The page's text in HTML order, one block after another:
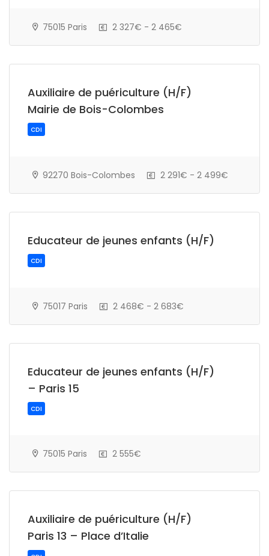
CDI
75015 Paris 2 327€ - 2 465€
Auxiliaire de puériculture (H/F)
Mairie de Bois-Colombes
CDI
92270 Bois-Colombes 2 291€ - 2 499€
Educateur de jeunes enfants (H/F)
CDI
75017 Paris 2 468€ - 2 683€
Educateur de jeunes enfants (H/F)
– Paris 15
75015 Paris 2 555€
Auxiliaire de puériculture (H/F)
Paris 13 – Place d’Italie